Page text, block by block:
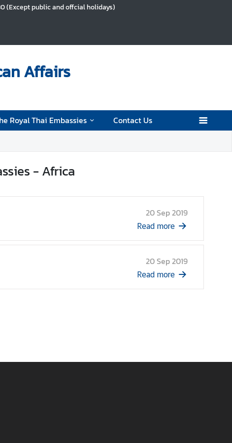
(Except public and offcial holidays)
Affairs
Royal Thai Embassies Contact Us
- Africa
20 Sep 2019
Read more
20 Sep 2019
Read more